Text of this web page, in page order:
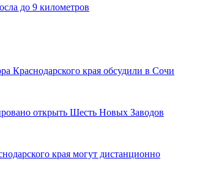
до 9 километров
Краснодарского края обсудили в Сочи
открыть Шесть Новых Заводов
края могут дистанционно